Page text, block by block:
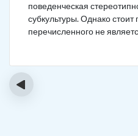
поведенческая
субкультуры. Однако стоит
перечисленного не
‹